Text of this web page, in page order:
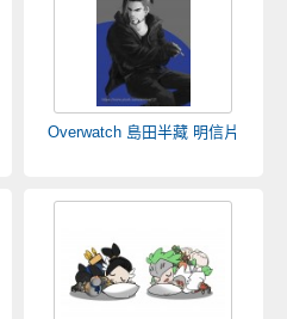
Overwatch 島田半藏 明信片